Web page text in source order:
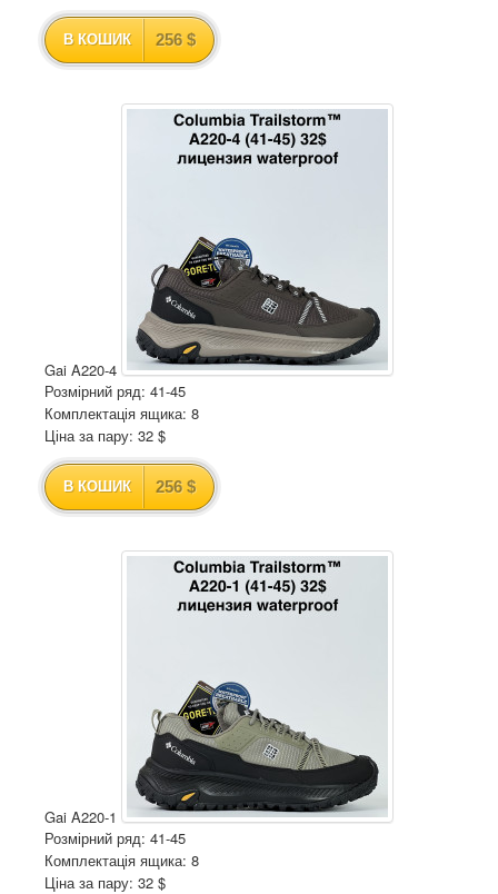
В КОШИК 256 $
Gai A220-4
Розмірний ряд: 41-45
Комплектація ящика: 8
Ціна за пару: 32 $
В КОШИК 256 $
Gai A220-1
Розмірний ряд: 41-45
Комплектація ящика: 8
Ціна за пару: 32 $